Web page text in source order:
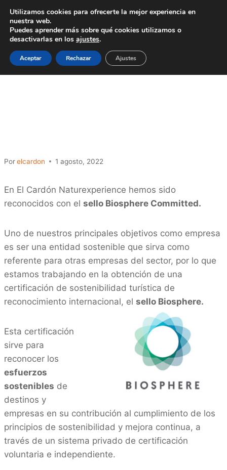
contenido
NOTICIAS
Porelcardon 1 agosto, 2022
En El Cardón Naturexperience hemos sido
reconocidos con el sello Biosphere Committed.
Uno de nuestros principales objetivos como empresa
es ser una entidad sostenible que sirva como
referente para otras empresas del sector, por lo que
estamos trabajando en la obtención de una
certificación de sostenibilidad turística de
reconocimiento internacional, el sello Biosphere.
Esta certificación
sirve para
reconocer los
esfuerzos
sostenibles de
destinos y
empresas en su contribución al cumplimiento de los
principios de sostenibilidad y mejora continua, a
través de un sistema privado de certificación
voluntaria e independiente.
Utilizamos cookies para ofrecerte la mejor experiencia en
nuestra web.
Puedes aprender más sobre qué cookies utilizamos o
desactivarlas en los ajustes.
Aceptar Rechazar Ajustes